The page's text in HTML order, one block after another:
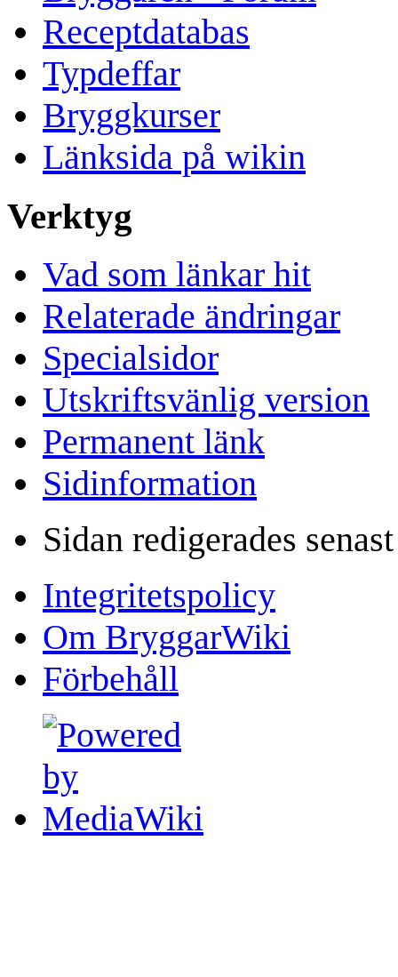
Receptdatabas
Typdeffar
Bryggkurser
Länksida på wikin
Verktyg
Vad som länkar hit
Relaterade ändringar
Specialsidor
Utskriftsvänlig version
Permanent länk
Sidinformation
Sidan redigerades
Integritetspolicy
Om BryggarWiki
Förbehåll